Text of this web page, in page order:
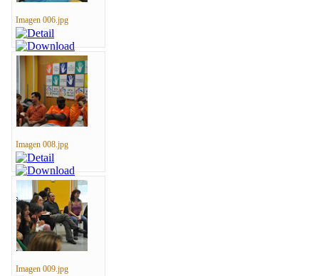
Imagen 006.jpg
Imagen 008.jpg
Imagen 009.jpg